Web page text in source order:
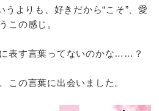
うよりも、好きだから“こそ”、愛
この感じ。
表す言葉ってないのかな……？
この言葉に出会いました。